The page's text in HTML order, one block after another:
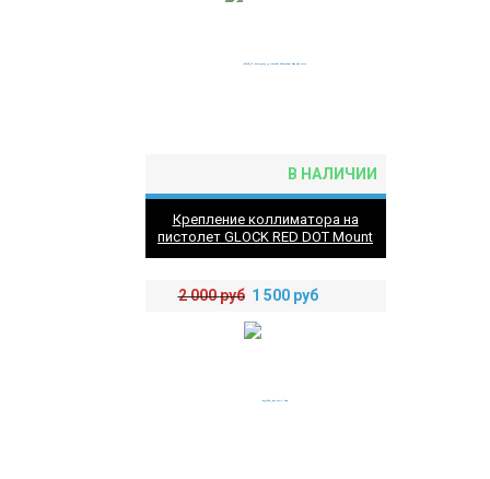
В НАЛИЧИИ
Крепление коллиматора на
пистолет GLOCK RED DOT Mount
2 000руб 1 500 руб